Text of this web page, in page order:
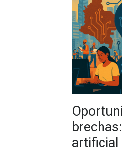
artificial